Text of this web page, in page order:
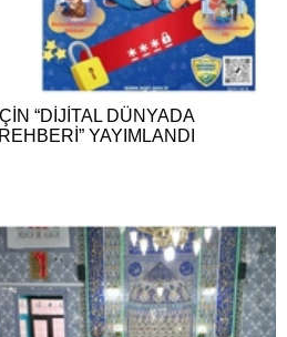
“DİJİTAL DÜNYADA
YAYIMLANDI